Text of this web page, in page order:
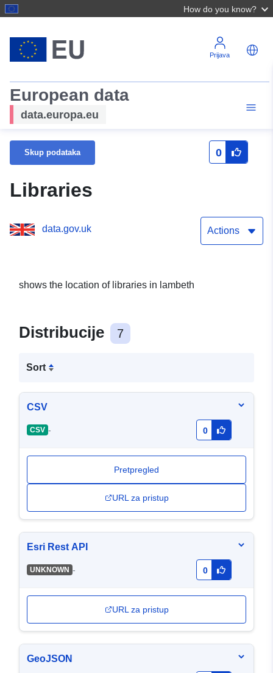
How do you know?
Prijava
European data
data.europa.eu
Skup podataka 0
Libraries
data.gov.uk Actions
shows the location of libraries in lambeth
Distribucije 7
Sort
CSV
CSV - 0
Pretpregled
URL za pristup
Esri Rest API
UNKNOWN - 0
URL za pristup
GeoJSON